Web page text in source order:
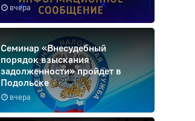
вчера
вчера
Семинар «Внесудебный
порядок взыскания
задолженности» пройдет в
Подольске